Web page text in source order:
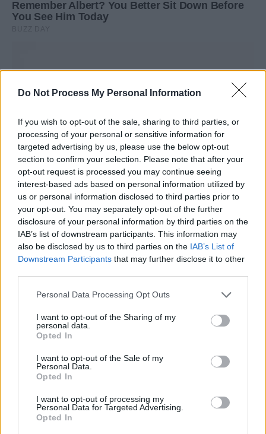
Do Not Process My Personal Information
If you wish to opt-out of the sale, sharing to third parties, or
processing of your personal or sensitive information for
targeted advertising by us, please use the below opt-out
section to confirm your selection. Please note that after your
opt-out request is processed you may continue seeing
interest-based ads based on personal information utilized by
us or personal information disclosed to third parties prior to
your opt-out. You may separately opt-out of the further
disclosure of your personal information by third parties on the
IAB’s list of downstream participants. This information may
also be disclosed by us to third parties on the IAB’s List of
Downstream Participants that may further disclose it to other
Personal Data Processing Opt Outs
I want to opt-out of the Sharing of my
personal data.
Opted In
I want to opt-out of the Sale of my
Personal Data.
Opted In
I want to opt-out of processing my
Personal Data for Targeted Advertising.
Opted In